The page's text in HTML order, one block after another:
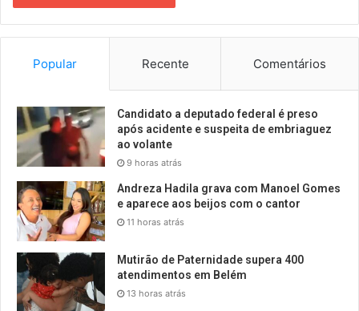
Popular Recente Comentários
Candidato a deputado federal é preso
após acidente e suspeita de embriaguez
ao volante
9 horas atrás
Andreza Hadila grava com Manoel Gomes
e aparece aos beijos com o cantor
11 horas atrás
Mutirão de Paternidade supera 400
atendimentos em Belém
13 horas atrás